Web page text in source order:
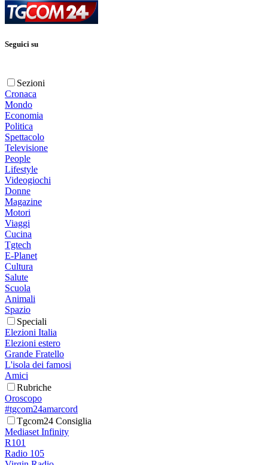
Seguici su
Sezioni
Cronaca
Mondo
Economia
Politica
Spettacolo
Televisione
People
Lifestyle
Videogiochi
Donne
Magazine
Motori
Viaggi
Cucina
Tgtech
E-Planet
Cultura
Salute
Scuola
Animali
Spazio
Speciali
Elezioni Italia
Elezioni estero
Grande Fratello
L'isola dei famosi
Amici
Rubriche
Oroscopo
#tgcom24amarcord
Tgcom24 Consiglia
Mediaset Infinity
R101
Radio 105